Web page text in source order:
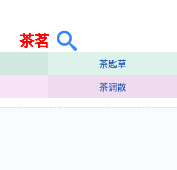
茶茗
茶匙草
茶调散